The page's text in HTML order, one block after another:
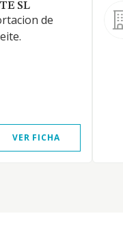
SL
de
VER FICHA